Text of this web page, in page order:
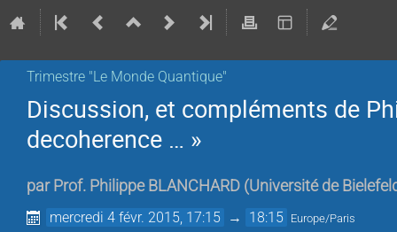
Trimestre "Le Monde Quantique"
Discussion, et compléments de
decoherence … »
par Prof. Philippe BLANCHARD (Université de
mercredi 4 févr. 2015, 17:15 → 18:15 Europe/Paris